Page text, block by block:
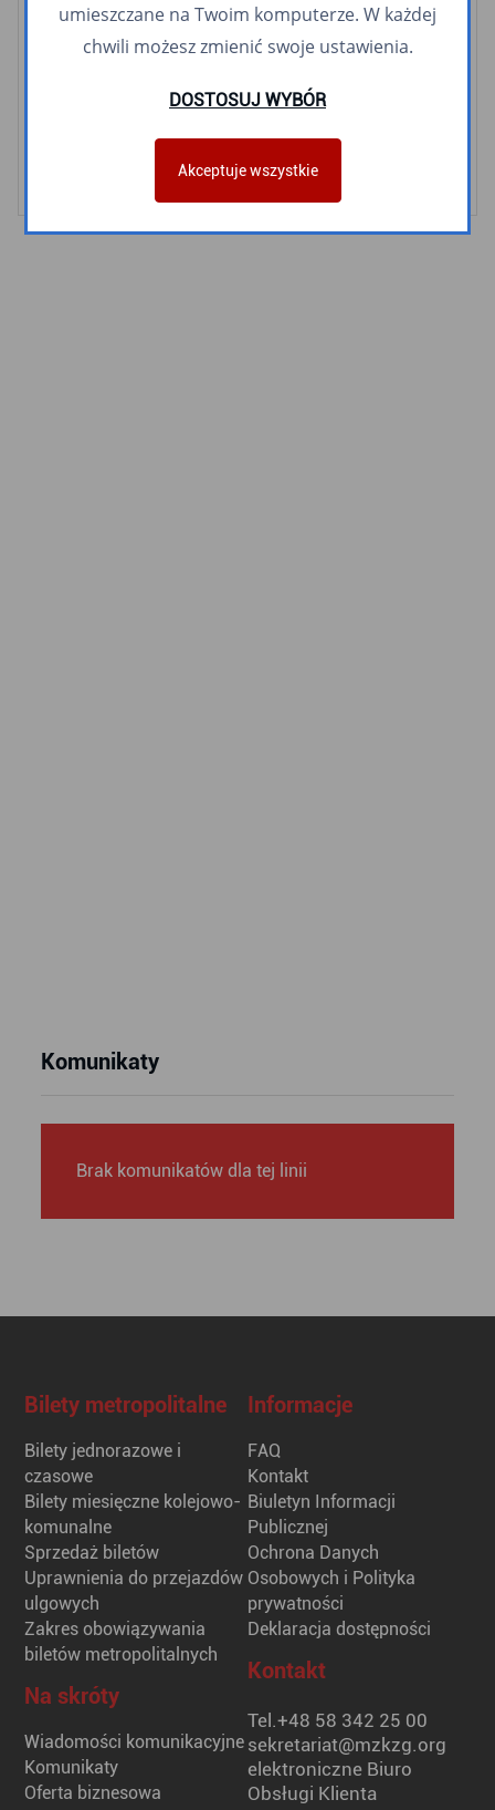
N1 N2 N3 N4 N5 N6 N8 N9 N10 N14
N16
N30 N40 N56 N65 N78 N89 N94
Komunikaty
Brak komunikatów dla tej linii
Bilety metropolitalne
Bilety jednorazowe i
czasowe
Bilety miesięczne kolejowo-
komunalne
Sprzedaż biletów
Uprawnienia do przejazdów
ulgowych
Zakres obowiązywania
biletów metropolitalnych
Na skróty
Wiadomości komunikacyjne
Komunikaty
Oferta biznesowa
Informacje
FAQ
Kontakt
Biuletyn Informacji
Publicznej
Ochrona Danych
Osobowych i Polityka
prywatności
Deklaracja dostępności
Kontakt
Tel.+48 58 342 25 00
sekretariat@mzkzg.org
elektroniczne Biuro
Obsługi Klienta
umieszczane na Twoim komputerze. W każdej
chwili możesz zmienić swoje ustawienia.
DOSTOSUJ WYBÓR
Akceptuje wszystkie